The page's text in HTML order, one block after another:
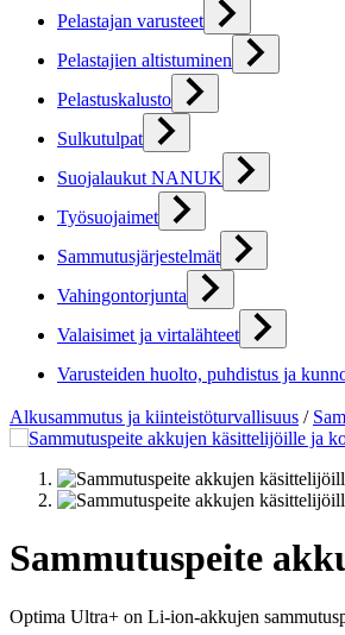
Pelastajan varusteet
Pelastajien altistuminen
Pelastuskalusto
Sulkutulpat
Suojalaukut NANUK
Työsuojaimet
Sammutusjärjestelmät
Vahingontorjunta
Valaisimet ja virtalähteet
Varusteiden huolto, puhdistus ja
Alkusammutus ja kiinteistöturvallisuus /
Sammutuspeite
Optima Ultra+ on Li-ion-akkujen